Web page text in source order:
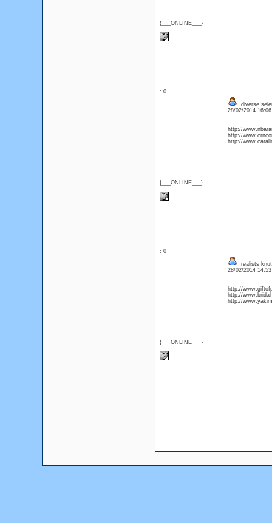
{___ONLINE___}
: 0
{___ONLINE___}
diverse
28/02/2014
http://
http://
http://
: 0
{___ONLINE___}
realists
28/02/2014
http://
http://
http://